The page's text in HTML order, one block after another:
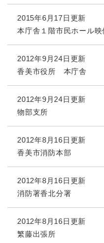
2015年6月17日更新
本庁舎１階市民ホール
2012年9月24日更新
香美市役所 本庁舎
2012年9月24日更新
物部支所
2012年8月16日更新
香美市消防本部
2012年8月16日更新
消防署香北分署
2012年8月16日更新
繁藤出張所